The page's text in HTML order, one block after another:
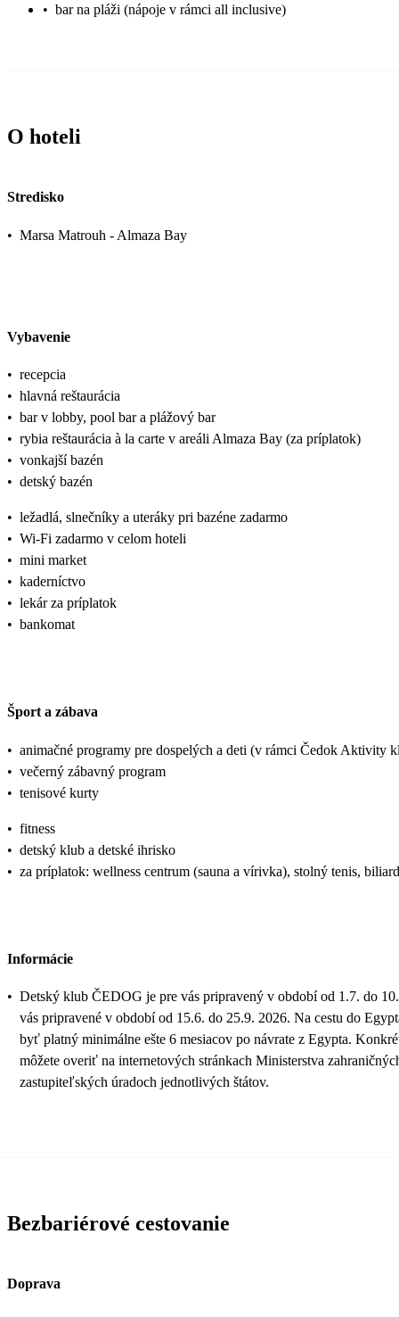
• bar na pláži (nápoje v rámci all inclusive)
O hoteli
Stredisko
• Marsa Matrouh - Almaza Bay
Vybavenie
• recepcia
• hlavná reštaurácia
• bar v lobby, pool bar a plážový bar
• rybia reštaurácia à la carte v areáli Almaza Bay (za príplatok)
• vonkajší bazén
• detský bazén
• ležadlá, slnečníky a uteráky pri bazéne zadarmo
• Wi-Fi zadarmo v celom hoteli
• mini market
• kaderníctvo
• lekár za príplatok
• bankomat
Šport a zábava
• animačné programy pre dospelých a deti (v rámci Čedok Aktivity
• večerný zábavný program
• tenisové kurty
• fitness
• detský klub a detské ihrisko
• za príplatok: wellness centrum (sauna a vírivka), stolný tenis,
Informácie
• Detský klub ČEDOG je pre vás pripravený v období od 1.7. do
vás pripravené v období od 15.6. do 25.9. 2026. Na cestu do
byť platný minimálne ešte 6 mesiacov po návrate z Egypta.
môžete overiť na internetových stránkach Ministerstva
zastupiteľských úradoch jednotlivých štátov.
Bezbariérové cestovanie
Doprava